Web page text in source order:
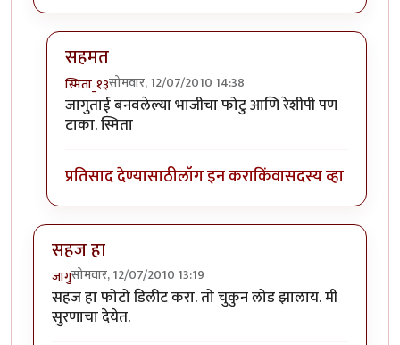
सहमत
स्मिता_१३सोमवार, 12/07/2010 14:38
In reply to:-)byसहज
जागुताई बनवलेल्या भाजीचा फोटु आणि रेशीपी पण
टाका. स्मिता
प्रतिसाद देण्यासाठीलॉग इन कराकिंवासदस्य व्हा
सहज हा
जागुसोमवार, 12/07/2010 13:19
सहज हा फोटो डिलीट करा. तो चुकुन लोड झालाय. मी
सुरणाचा देयेत.